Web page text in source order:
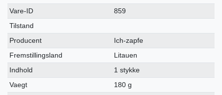
Ceres::Template.singleItemTechnicalDataAttribute
Ceres::Template.singleItemTechnicalDataValue
Vare-ID
859
Tilstand
Producent
Ich-zapfe
Fremstillingsland
Litauen
Indhold
1 stykke
Vaegt
180 g